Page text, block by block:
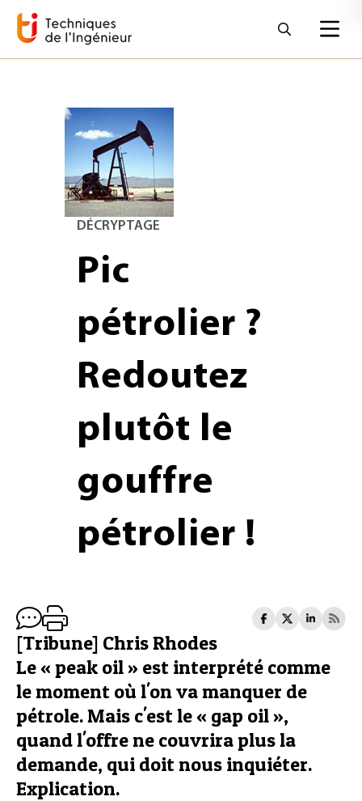
DÉCRYPTAGE
Pic
pétrolier ?
Redoutez
plutôt le
gouffre
pétrolier !
[Tribune] Chris Rhodes
Le « peak oil » est interprété comme
le moment où l'on va manquer de
pétrole. Mais c'est le « gap oil »,
quand l'offre ne couvrira plus la
demande, qui doit nous inquiéter.
Explication.